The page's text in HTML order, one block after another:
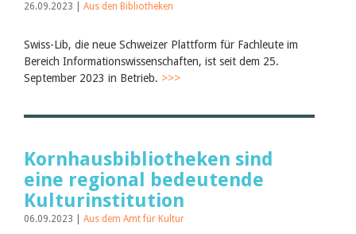
26.09.2023 | Aus den Bibliotheken
Swiss-Lib, die neue Schweizer Plattform für Fachleute im
Bereich Informationswissenschaften, ist seit dem 25.
September 2023 in Betrieb. >>>
Kornhausbibliotheken sind
eine regional bedeutende
Kulturinstitution
06.09.2023 | Aus dem Amt für Kultur